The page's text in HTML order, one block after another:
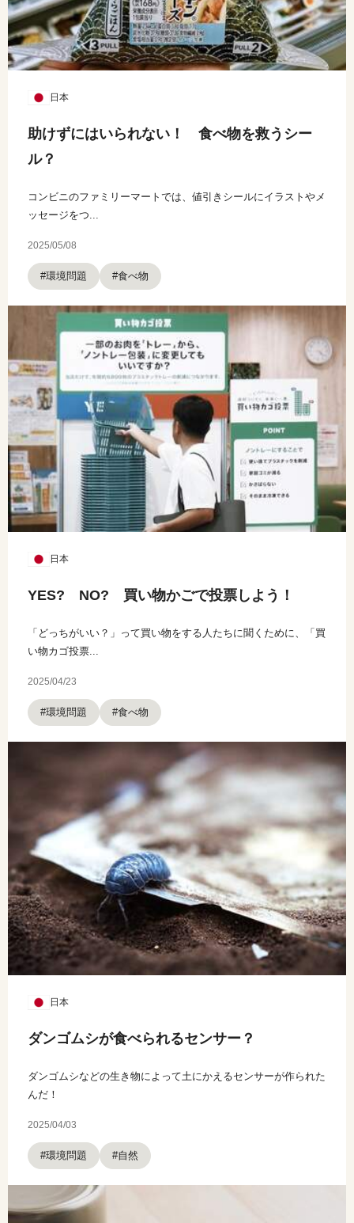
日本
助けずにはいられない！ 食べ物を救うシー
ル？
コンビニのファミリーマートでは、値引きシールにイラストやメ
ッセージをつ...
2025/05/08
#環境問題 #食べ物
日本
YES? NO? 買い物かごで投票しよう！
「どっちがいい？」って買い物をする人たちに聞くために、「買
い物カゴ投票...
2025/04/23
#環境問題 #食べ物
日本
ダンゴムシが食べられるセンサー？
ダンゴムシなどの生き物によって土にかえるセンサーが作られた
んだ！
2025/04/03
#環境問題 #自然